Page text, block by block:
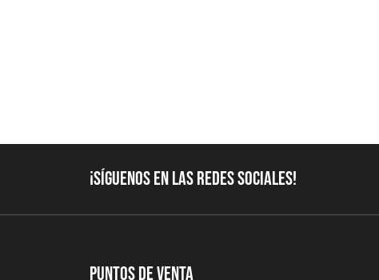
¡Síguenos en las redes sociales!
Puntos de Venta